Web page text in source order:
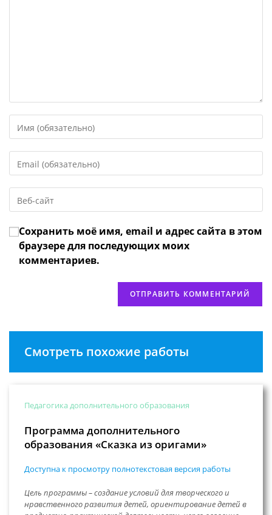
свое
или
имя
чтобы
прокомментировать
свой
адрес,
чтобы
URL
веб-
сайта
(необязательно)
Сохранить моё имя, email и адрес сайта в этом
браузере для последующих моих
комментариев.
Смотреть похожие работы
Педагогика дополнительного образования
Программа дополнительного
образования «Сказка из оригами»
Доступна к просмотру полнотекстовая версия работы
Цель программы – создание условий для творческого и
нравственного развития детей, ориентирование детей в